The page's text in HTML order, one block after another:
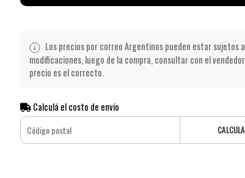
Los precios por correo Argentinos pueden estar sujetos a
modificaciones, luego de la compra, consultar con el
precio es el correcto.
Calculá el costo de envío